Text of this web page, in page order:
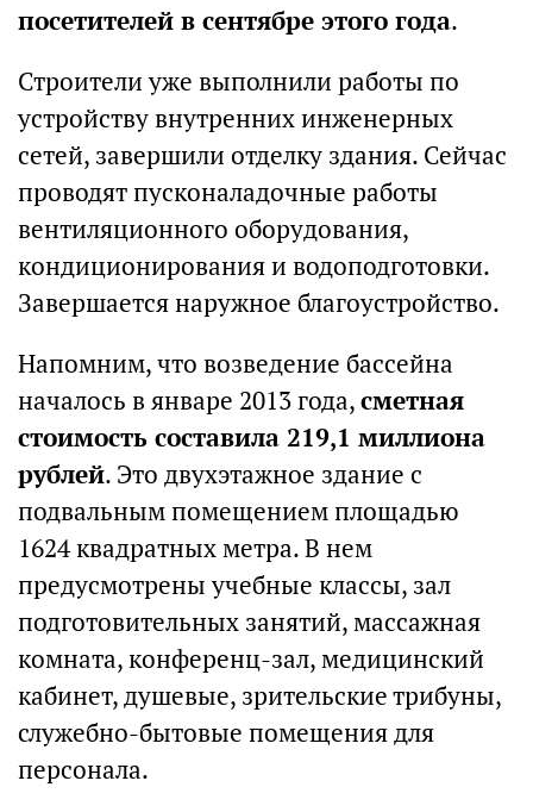
посетителей в сентябре этого года.
Строители уже выполнили работы по
устройству внутренних инженерных
сетей, завершили отделку здания. Сейчас
проводят пусконаладочные работы
вентиляционного оборудования,
кондиционирования и водоподготовки.
Завершается наружное благоустройство.
Напомним, что возведение бассейна
началось в январе 2013 года,сметная
стоимость составила 219,1 миллиона
рублей. Это двухэтажное здание с
подвальным помещением площадью
1624 квадратных метра. В нем
предусмотрены учебные классы, зал
подготовительных занятий, массажная
комната, конференц-зал, медицинский
кабинет, душевые, зрительские трибуны,
служебно-бытовые помещения для
персонала.